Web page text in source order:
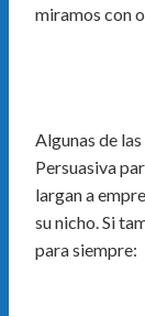
miramos con
Algunas de
Persuasiva
largan a
su nicho. Si
para siempre: